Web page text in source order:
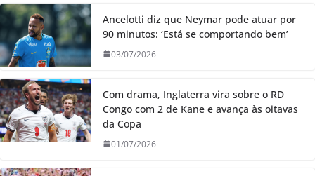
Ancelotti diz que Neymar pode atuar por
90 minutos: ‘Está se comportando bem’
03/07/2026
Com drama, Inglaterra vira sobre o RD
Congo com 2 de Kane e avança às oitavas
da Copa
01/07/2026